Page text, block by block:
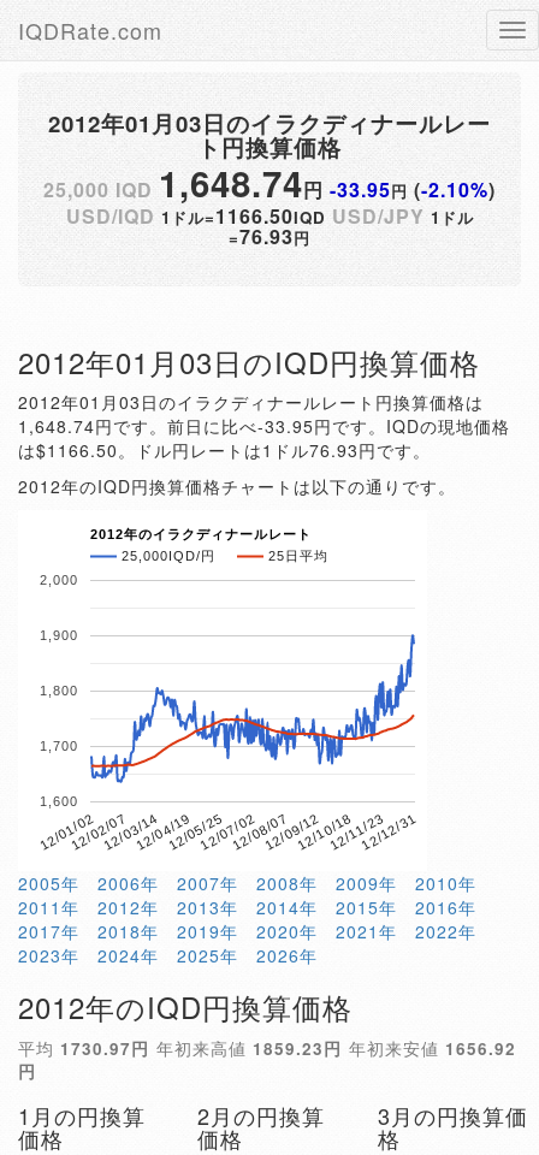
IQDRate.com
2012年01月03日のイラクディナールレー
ト円換算価格
25,000 IQD 1,648.74円 -33.95円 (-2.10%)
USD/IQD 1ドル=1166.50IQD USD/JPY 1ドル
=76.93円
2012年01月03日のIQD円換算価格
2012年01月03日のイラクディナールレート円換算価格は
1,648.74円です。前日に比べ-33.95円です。IQDの現地価格
は$1166.50。ドル円レートは1ドル76.93円です。
2012年のIQD円換算価格チャートは以下の通りです。
2012年のイラクディナールレート
25,000IQD/円
25日平均
12/01/0212/02/0712/03/1412/04/1912/05/2512/07/0212/08/0712/09/1212/10/1812/11/2312/12/31
1,600
1,700
1,800
1,900
2,000
2005年 2006年 2007年 2008年 2009年
2010年
2011年
2012年 2013年 2014年 2015年
2016年
2017年
2018年 2019年 2020年 2021年
2022年
2023年
2024年 2025年 2026年
2012年のIQD円換算価格
平均 1730.97円 年初来高値 1859.23円 年初来安値 1656.92
円
1月の円換算
価格
2月の円換算
価格
3月の円換算価
格